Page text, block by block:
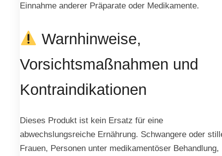
Einnahme anderer Präparate oder Medikamente.
Warnhinweise,
Vorsichtsmaßnahmen und
Kontraindikationen
Dieses Produkt ist kein Ersatz für eine
abwechslungsreiche Ernährung. Schwangere oder
Frauen, Personen unter medikamentöser Behandlung,